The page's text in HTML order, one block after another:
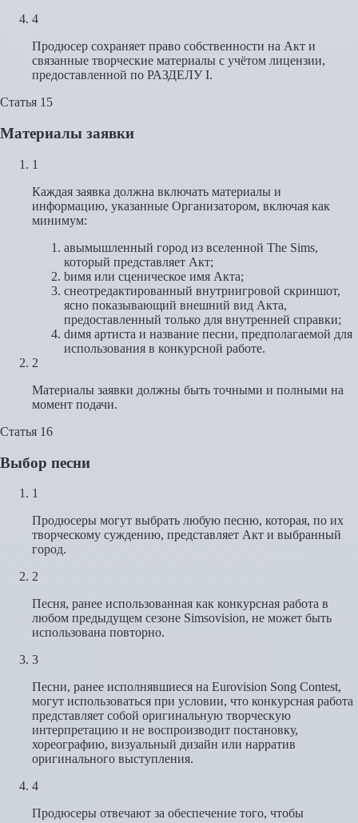
4
Продюсер сохраняет право собственности на Акт и
связанные творческие материалы с учётом лицензии,
предоставленной по РАЗДЕЛУ I.
Статья 15
Материалы заявки
1
Каждая заявка должна включать материалы и
информацию, указанные Организатором, включая как
минимум:
aвымышленный город из вселенной The Sims,
который представляет Акт;
bимя или сценическое имя Акта;
cнеотредактированный внутриигровой скриншот,
ясно показывающий внешний вид Акта,
предоставленный только для внутренней справки;
dимя артиста и название песни, предполагаемой для
использования в конкурсной работе.
2
Материалы заявки должны быть точными и полными на
момент подачи.
Статья 16
Выбор песни
1
Продюсеры могут выбрать любую песню, которая, по их
творческому суждению, представляет Акт и выбранный
город.
2
Песня, ранее использованная как конкурсная работа в
любом предыдущем сезоне Simsovision, не может быть
использована повторно.
3
Песни, ранее исполнявшиеся на Eurovision Song Contest,
могут использоваться при условии, что конкурсная работа
представляет собой оригинальную творческую
интерпретацию и не воспроизводит постановку,
хореографию, визуальный дизайн или нарратив
оригинального выступления.
4
Продюсеры отвечают за обеспечение того, чтобы